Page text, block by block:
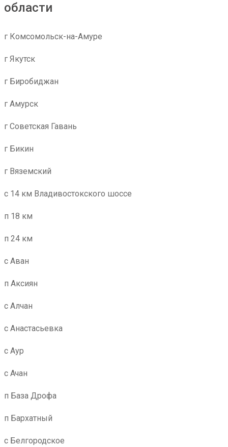
области
г Комсомольск-на-Амуре
г Якутск
г Биробиджан
г Амурск
г Советская Гавань
г Бикин
г Вяземский
с 14 км Владивостокского шоссе
п 18 км
п 24 км
с Аван
п Аксиян
с Алчан
с Анастасьевка
с Аур
с Ачан
п База Дрофа
п Бархатный
с Белгородское